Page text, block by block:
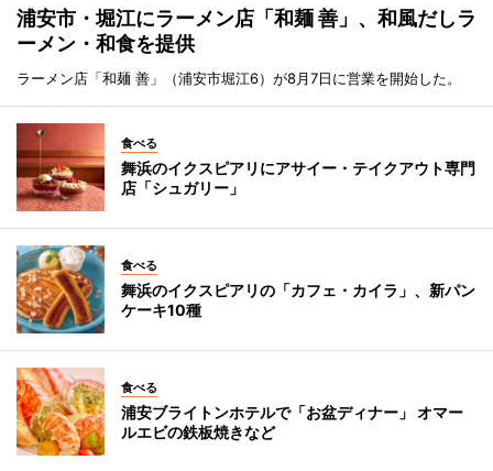
浦安市・堀江にラーメン店「和麺 善」、和風だしラ
ーメン・和食を提供
ラーメン店「和麺 善」（浦安市堀江6）が8月7日に営業を開始した。
食べる
舞浜のイクスピアリにアサイー・テイクアウト専門
店「シュガリー」
食べる
舞浜のイクスピアリの「カフェ・カイラ」、新パン
ケーキ10種
食べる
浦安ブライトンホテルで「お盆ディナー」 オマー
ルエビの鉄板焼きなど